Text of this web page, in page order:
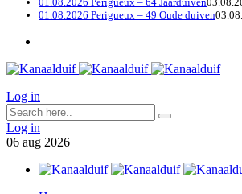
01.08.2026 Perigueux – 49 Oude duiven
Log in
Log in
06 aug 2026